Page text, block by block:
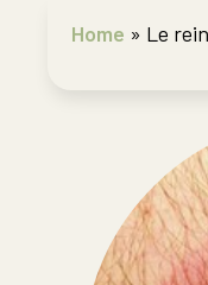
Home » Le